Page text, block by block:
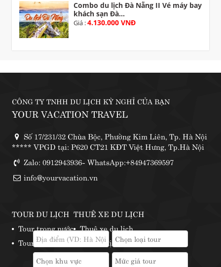
Combo du lịch Đà Nẵng II Vé máy bay
khách sạn Đà...
Giá :4.130.000 VNĐ
CÔNG TY TNHH DU LỊCH KỲ NGHỈ CỦA BẠN
YOUR VACATION TRAVEL
Số 17/231/32 Chùa Bộc, Phường Kim Liên, Tp. Hà Nội
***** VPGD tại: P620 CT21 KĐT Việt Hưng, Tp.Hà Nội
Zalo: 0912943936- WhatsApp:+84947369597
info@yourvacation.vn
TOUR DU LỊCH
Tour trong nước
Tour nước ngoài
THUÊ XE DU LỊCH
Thuê xe du lịch
Những địa điểm thuê xe phượt